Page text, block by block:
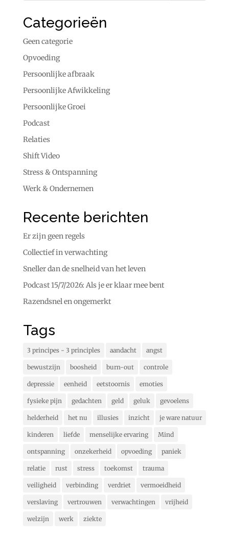
Categorieën
Geen categorie
Opvoeding
Persoonlijke afbraak
Persoonlijke Afwikkeling
Persoonlijke Groei
Podcast
Relaties
Shift Video
Stress & Ontspanning
Werk & Ondernemen
Recente berichten
Er zijn geen regels
Collectief in verwachting
Sneller dan de snelheid van het leven
Podcast 15/7/2026: Als je er klaar mee bent
Razendsnel en ongemerkt
Tags
3 principes - 3 principles aandacht angst
bewustzijn boosheid burn-out controle
depressie eenheid eetstoornis emoties
fysieke pijn gedachten geld geluk gevoelens
helderheid het nu illusies inzicht je ware natuur
kinderen liefde menselijke ervaring Mind
ontspanning onzekerheid opvoeding paniek
relatie rust stress toekomst trauma
veiligheid verbinding verdriet vermoeidheid
verslaving vertrouwen verwachtingen vrijheid
welzijn werk ziekte